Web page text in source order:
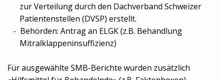
zur Verteilung durch den Dachverband Schweizer
Patientenstellen (DVSP) erstellt.
Behörden: Antrag an ELGK (z.B. Behandlung
Mitralklappeninsuffizienz)
Für ausgewählte SMB-Berichte wurden zusätzlich